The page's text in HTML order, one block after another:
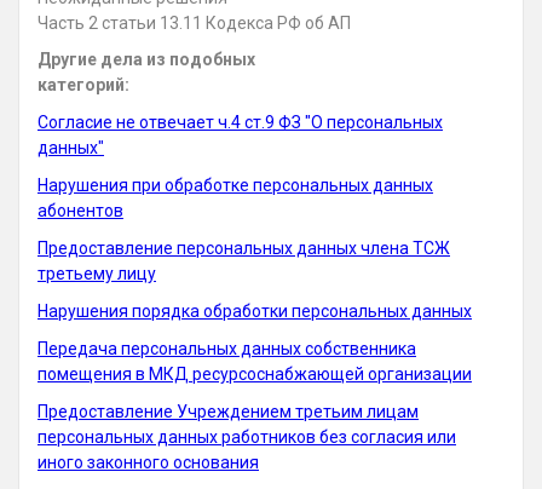
Часть 2 статьи 13.11 Кодекса РФ об АП
Другие дела из подобных
категорий:
Согласие не отвечает ч.4 ст.9 ФЗ "О персональных
данных"
Нарушения при обработке персональных данных
абонентов
Предоставление персональных данных члена ТСЖ
третьему лицу
Нарушения порядка обработки персональных данных
Передача персональных данных собственника
помещения в МКД ресурсоснабжающей организации
Предоставление Учреждением третьим лицам
персональных данных работников без согласия или
иного законного основания